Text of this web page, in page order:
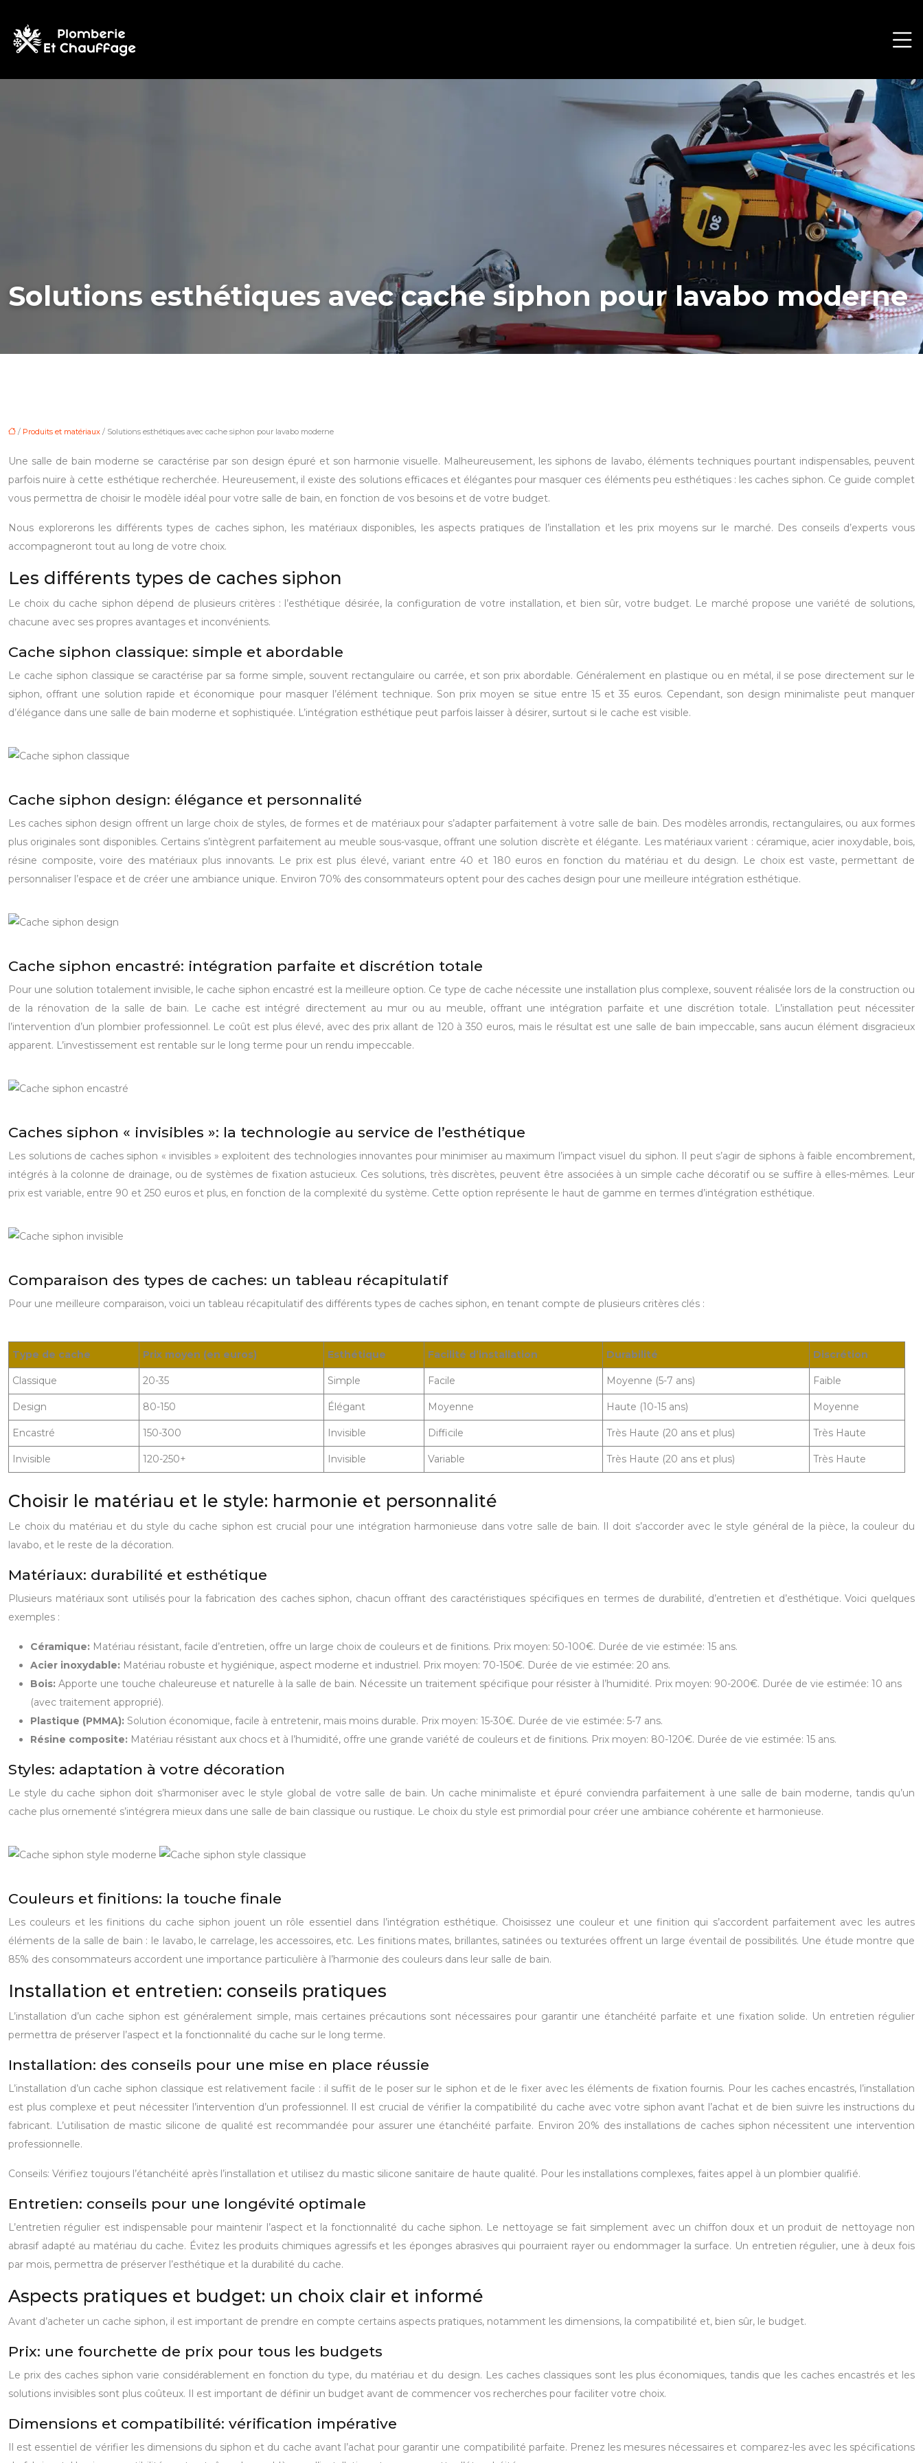
Solutions esthétiques avec cache siphon pour lavabo moderne
/ Produits et matériaux / Solutions esthétiques avec cache siphon pour lavabo moderne
Une salle de bain moderne se caractérise par son design épuré et son harmonie visuelle. Malheureusement, les siphons de lavabo, éléments techniques pourtant indispensables, peuvent
parfois nuire à cette esthétique recherchée. Heureusement, il existe des solutions efficaces et élégantes pour masquer ces éléments peu esthétiques : les caches siphon. Ce guide complet
vous permettra de choisir le modèle idéal pour votre salle de bain, en fonction de vos besoins et de votre budget.
Nous explorerons les différents types de caches siphon, les matériaux disponibles, les aspects pratiques de l’installation et les prix moyens sur le marché. Des conseils d’experts vous
accompagneront tout au long de votre choix.
Les différents types de caches siphon
Le choix du cache siphon dépend de plusieurs critères : l’esthétique désirée, la configuration de votre installation, et bien sûr, votre budget. Le marché propose une variété de solutions,
chacune avec ses propres avantages et inconvénients.
Cache siphon classique: simple et abordable
Le cache siphon classique se caractérise par sa forme simple, souvent rectangulaire ou carrée, et son prix abordable. Généralement en plastique ou en métal, il se pose directement sur le
siphon, offrant une solution rapide et économique pour masquer l’élément technique. Son prix moyen se situe entre 15 et 35 euros. Cependant, son design minimaliste peut manquer
d’élégance dans une salle de bain moderne et sophistiquée. L’intégration esthétique peut parfois laisser à désirer, surtout si le cache est visible.
Cache siphon design: élégance et personnalité
Les caches siphon design offrent un large choix de styles, de formes et de matériaux pour s’adapter parfaitement à votre salle de bain. Des modèles arrondis, rectangulaires, ou aux formes
plus originales sont disponibles. Certains s’intègrent parfaitement au meuble sous-vasque, offrant une solution discrète et élégante. Les matériaux varient : céramique, acier inoxydable, bois,
résine composite, voire des matériaux plus innovants. Le prix est plus élevé, variant entre 40 et 180 euros en fonction du matériau et du design. Le choix est vaste, permettant de
personnaliser l’espace et de créer une ambiance unique. Environ 70% des consommateurs optent pour des caches design pour une meilleure intégration esthétique.
Cache siphon encastré: intégration parfaite et discrétion totale
Pour une solution totalement invisible, le cache siphon encastré est la meilleure option. Ce type de cache nécessite une installation plus complexe, souvent réalisée lors de la construction ou
de la rénovation de la salle de bain. Le cache est intégré directement au mur ou au meuble, offrant une intégration parfaite et une discrétion totale. L’installation peut nécessiter
l’intervention d’un plombier professionnel. Le coût est plus élevé, avec des prix allant de 120 à 350 euros, mais le résultat est une salle de bain impeccable, sans aucun élément disgracieux
apparent. L’investissement est rentable sur le long terme pour un rendu impeccable.
Caches siphon « invisibles »: la technologie au service de l’esthétique
Les solutions de caches siphon « invisibles » exploitent des technologies innovantes pour minimiser au maximum l’impact visuel du siphon. Il peut s’agir de siphons à faible encombrement,
intégrés à la colonne de drainage, ou de systèmes de fixation astucieux. Ces solutions, très discrètes, peuvent être associées à un simple cache décoratif ou se suffire à elles-mêmes. Leur
prix est variable, entre 90 et 250 euros et plus, en fonction de la complexité du système. Cette option représente le haut de gamme en termes d’intégration esthétique.
Comparaison des types de caches: un tableau récapitulatif
Pour une meilleure comparaison, voici un tableau récapitulatif des différents types de caches siphon, en tenant compte de plusieurs critères clés :
Type de cache Prix moyen (en euros) Esthétique Facilité d’installation Durabilité Discrétion
Classique 20-35 Simple Facile Moyenne (5-7 ans) Faible
Design 80-150 Élégant Moyenne Haute (10-15 ans) Moyenne
Encastré 150-300 Invisible Difficile Très Haute (20 ans et plus) Très Haute
Invisible 120-250+ Invisible Variable Très Haute (20 ans et plus) Très Haute
Choisir le matériau et le style: harmonie et personnalité
Le choix du matériau et du style du cache siphon est crucial pour une intégration harmonieuse dans votre salle de bain. Il doit s’accorder avec le style général de la pièce, la couleur du
lavabo, et le reste de la décoration.
Matériaux: durabilité et esthétique
Plusieurs matériaux sont utilisés pour la fabrication des caches siphon, chacun offrant des caractéristiques spécifiques en termes de durabilité, d’entretien et d’esthétique. Voici quelques
exemples :
Céramique: Matériau résistant, facile d’entretien, offre un large choix de couleurs et de finitions. Prix moyen: 50-100€. Durée de vie estimée: 15 ans.
Acier inoxydable: Matériau robuste et hygiénique, aspect moderne et industriel. Prix moyen: 70-150€. Durée de vie estimée: 20 ans.
Bois: Apporte une touche chaleureuse et naturelle à la salle de bain. Nécessite un traitement spécifique pour résister à l’humidité. Prix moyen: 90-200€. Durée de vie estimée: 10 ans
(avec traitement approprié).
Plastique (PMMA): Solution économique, facile à entretenir, mais moins durable. Prix moyen: 15-30€. Durée de vie estimée: 5-7 ans.
Résine composite: Matériau résistant aux chocs et à l’humidité, offre une grande variété de couleurs et de finitions. Prix moyen: 80-120€. Durée de vie estimée: 15 ans.
Styles: adaptation à votre décoration
Le style du cache siphon doit s’harmoniser avec le style global de votre salle de bain. Un cache minimaliste et épuré conviendra parfaitement à une salle de bain moderne, tandis qu’un
cache plus ornementé s’intégrera mieux dans une salle de bain classique ou rustique. Le choix du style est primordial pour créer une ambiance cohérente et harmonieuse.
Couleurs et finitions: la touche finale
Les couleurs et les finitions du cache siphon jouent un rôle essentiel dans l’intégration esthétique. Choisissez une couleur et une finition qui s’accordent parfaitement avec les autres
éléments de la salle de bain : le lavabo, le carrelage, les accessoires, etc. Les finitions mates, brillantes, satinées ou texturées offrent un large éventail de possibilités. Une étude montre que
85% des consommateurs accordent une importance particulière à l’harmonie des couleurs dans leur salle de bain.
Installation et entretien: conseils pratiques
L’installation d’un cache siphon est généralement simple, mais certaines précautions sont nécessaires pour garantir une étanchéité parfaite et une fixation solide. Un entretien régulier
permettra de préserver l’aspect et la fonctionnalité du cache sur le long terme.
Installation: des conseils pour une mise en place réussie
L’installation d’un cache siphon classique est relativement facile : il suffit de le poser sur le siphon et de le fixer avec les éléments de fixation fournis. Pour les caches encastrés, l’installation
est plus complexe et peut nécessiter l’intervention d’un professionnel. Il est crucial de vérifier la compatibilité du cache avec votre siphon avant l’achat et de bien suivre les instructions du
fabricant. L’utilisation de mastic silicone de qualité est recommandée pour assurer une étanchéité parfaite. Environ 20% des installations de caches siphon nécessitent une intervention
professionnelle.
Conseils: Vérifiez toujours l’étanchéité après l’installation et utilisez du mastic silicone sanitaire de haute qualité. Pour les installations complexes, faites appel à un plombier qualifié.
Entretien: conseils pour une longévité optimale
L’entretien régulier est indispensable pour maintenir l’aspect et la fonctionnalité du cache siphon. Le nettoyage se fait simplement avec un chiffon doux et un produit de nettoyage non
abrasif adapté au matériau du cache. Évitez les produits chimiques agressifs et les éponges abrasives qui pourraient rayer ou endommager la surface. Un entretien régulier, une à deux fois
par mois, permettra de préserver l’esthétique et la durabilité du cache.
Aspects pratiques et budget: un choix clair et informé
Avant d’acheter un cache siphon, il est important de prendre en compte certains aspects pratiques, notamment les dimensions, la compatibilité et, bien sûr, le budget.
Prix: une fourchette de prix pour tous les budgets
Le prix des caches siphon varie considérablement en fonction du type, du matériau et du design. Les caches classiques sont les plus économiques, tandis que les caches encastrés et les
solutions invisibles sont plus coûteux. Il est important de définir un budget avant de commencer vos recherches pour faciliter votre choix.
Dimensions et compatibilité: vérification impérative
Il est essentiel de vérifier les dimensions du siphon et du cache avant l’achat pour garantir une compatibilité parfaite. Prenez les mesures nécessaires et comparez-les avec les spécifications